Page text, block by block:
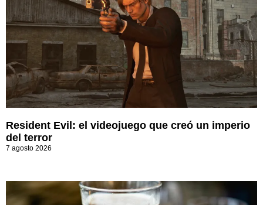
Resident Evil: el videojuego que creó un imperio
del terror
7 agosto 2026